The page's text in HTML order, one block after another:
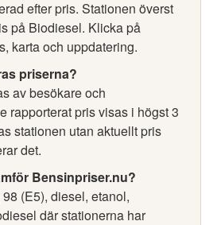
efter pris. Stationen överst
på Biodiesel. Klicka på
karta och uppdatering.
priserna?
av besökare och
rapporterat pris visas i högst 3
stationen utan aktuellt pris
det.
Bensinpriser.nu?
(E5), diesel, etanol,
där stationerna har